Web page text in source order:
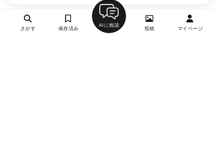
さがす 保存済み
AIに相談
投稿 マイページ